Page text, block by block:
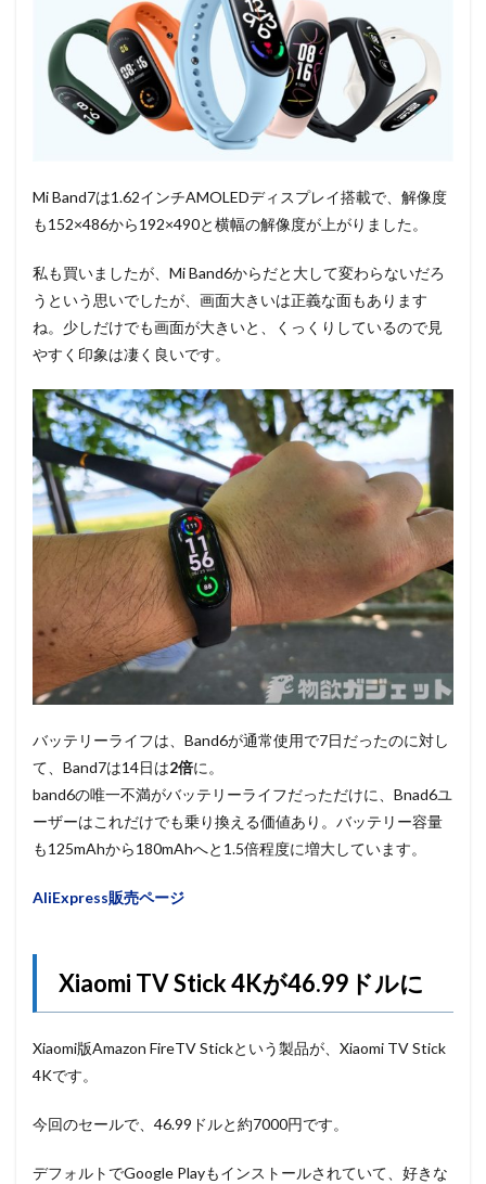
Mi Band7は1.62インチAMOLEDディスプレイ搭載で、解像度
も152×486から192×490と横幅の解像度が上がりました。
私も買いましたが、Mi Band6からだと大して変わらないだろ
うという思いでしたが、画面大きいは正義な面もあります
ね。少しだけでも画面が大きいと、くっくりしているので見
やすく印象は凄く良いです。
バッテリーライフは、Band6が通常使用で7日だったのに対し
て、Band7は14日は2倍に。
band6の唯一不満がバッテリーライフだっただけに、Bnad6ユ
ーザーはこれだけでも乗り換える価値あり。バッテリー容量
も125mAhから180mAhへと1.5倍程度に増大しています。
AliExpress販売ページ
Xiaomi TV Stick 4Kが46.99ドルに
Xiaomi版Amazon FireTV Stickという製品が、Xiaomi TV Stick
4Kです。
今回のセールで、46.99ドルと約7000円です。
デフォルトでGoogle Playもインストールされていて、好きな